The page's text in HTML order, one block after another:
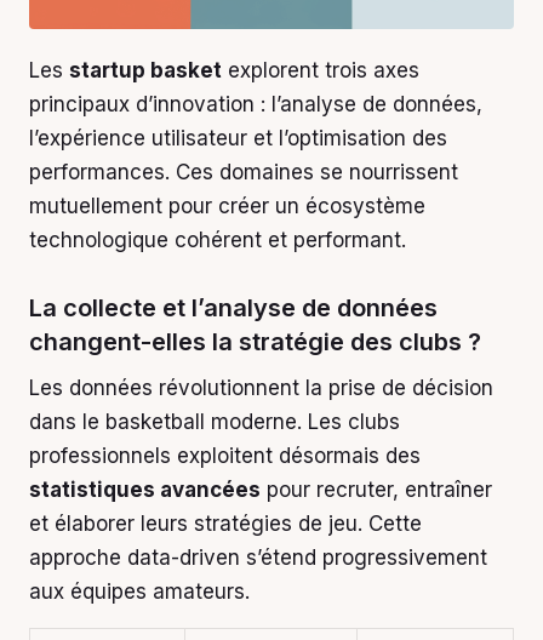
Les startup basket explorent trois axes
principaux d’innovation : l’analyse de données,
l’expérience utilisateur et l’optimisation des
performances. Ces domaines se nourrissent
mutuellement pour créer un écosystème
technologique cohérent et performant.
La collecte et l’analyse de données
changent-elles la stratégie des clubs ?
Les données révolutionnent la prise de décision
dans le basketball moderne. Les clubs
professionnels exploitent désormais des
statistiques avancées pour recruter, entraîner
et élaborer leurs stratégies de jeu. Cette
approche data-driven s’étend progressivement
aux équipes amateurs.